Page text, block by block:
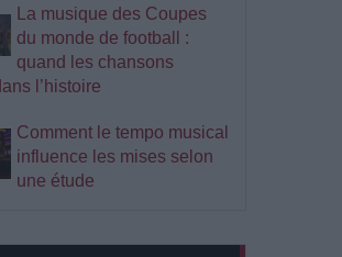
La musique des Coupes
du monde de football :
quand les chansons
l’histoire
Comment le tempo musical
influence les mises selon
une étude